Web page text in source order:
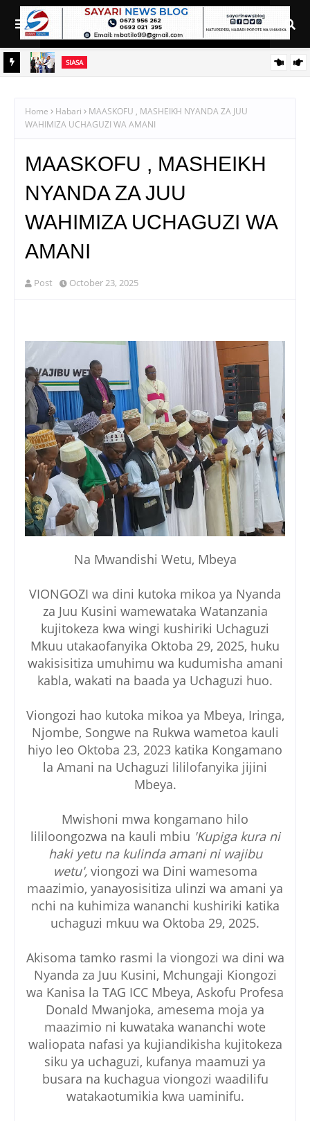
SIASA
Home Habari
MAASKOFU , MASHEIKH NYANDA ZA JUU
WAHIMIZA UCHAGUZI WA AMANI
MAASKOFU , MASHEIKH
NYANDA ZA JUU
WAHIMIZA UCHAGUZI WA
AMANI
Post October 23, 2025
Na Mwandishi Wetu, Mbeya
VIONGOZI wa dini kutoka mikoa ya Nyanda
za Juu Kusini wamewataka Watanzania
kujitokeza kwa wingi kushiriki Uchaguzi
Mkuu utakaofanyika Oktoba 29, 2025, huku
wakisisitiza umuhimu wa kudumisha amani
kabla, wakati na baada ya Uchaguzi huo.
Viongozi hao kutoka mikoa ya Mbeya, Iringa,
Njombe, Songwe na Rukwa wametoa kauli
hiyo leo Oktoba 23, 2023 katika Kongamano
la Amani na Uchaguzi lililofanyika jijini
Mbeya.
Mwishoni mwa kongamano hilo
lililoongozwa na kauli mbiu 'Kupiga kura ni
haki yetu na kulinda amani ni wajibu
wetu', viongozi wa Dini wamesoma
maazimio, yanayosisitiza ulinzi wa amani ya
nchi na kuhimiza wananchi kushiriki katika
uchaguzi mkuu wa Oktoba 29, 2025.
Akisoma tamko rasmi la viongozi wa dini wa
Nyanda za Juu Kusini, Mchungaji Kiongozi
wa Kanisa la TAG ICC Mbeya, Askofu Profesa
Donald Mwanjoka, amesema moja ya
maazimio ni kuwataka wananchi wote
waliopata nafasi ya kujiandikisha kujitokeza
siku ya uchaguzi, kufanya maamuzi ya
busara na kuchagua viongozi waadilifu
watakaotumikia kwa uaminifu.